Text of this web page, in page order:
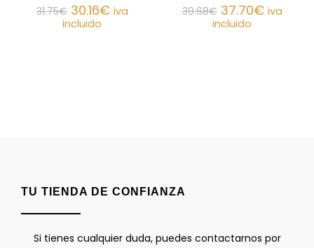
31.75€ 30.16€ iva
incluido
39.68€ 37.70€ iva
incluido
TU TIENDA DE CONFIANZA
Si tienes cualquier duda, puedes contactarnos por